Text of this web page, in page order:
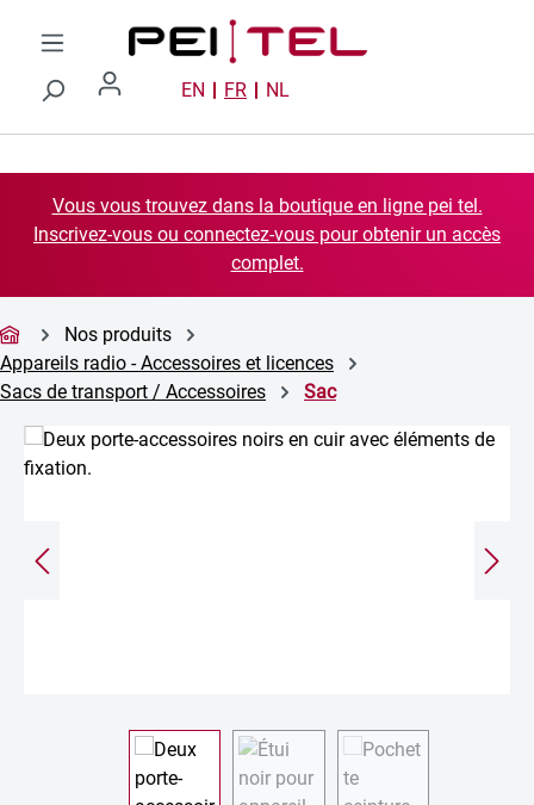
Passer au contenu principal
EN FR NL
Vous vous trouvez dans la boutique en ligne pei tel.
Inscrivez-vous ou connectez-vous pour obtenir un accès
complet.
Nos produits
Appareils radio - Accessoires et licences
Sacs de transport / Accessoires
Sac
Ignorer la galerie d'images